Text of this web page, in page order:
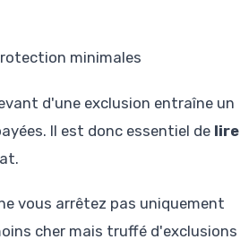
minimales
d'une exclusion entraîne un
Il est donc essentiel de lire
vous arrêtez pas uniquement
cher mais truffé d'exclusions